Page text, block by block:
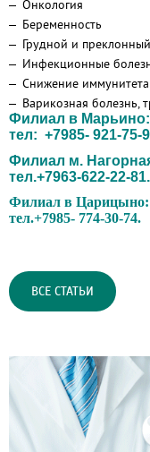
Онкология
Беременность
Грудной и
Инфекционные
Снижение иммунитета
Варикозная болезнь,
Филиал в Марьино:
тел: +7985- 921-75-
Филиал м.
тел.+7963-622-22-81.
Филиал в Царицыно:
тел.+7985- 774-30-74.
ВСЕ СТАТЬИ